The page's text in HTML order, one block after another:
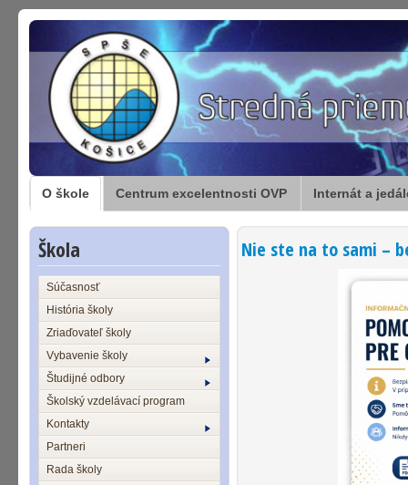
O škole Centrum excelentnosti OVP Internát a
Škola
Súčasnosť
História školy
Zriaďovateľ školy
Vybavenie školy
Študijné odbory
Školský vzdelávací program
Kontakty
Partneri
Rada školy
Nie ste na to sami –